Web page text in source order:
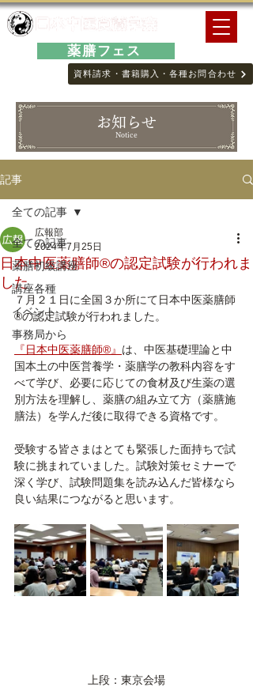
資料請求・書籍購入・各種お問合わせ
薬膳フェス
お知らせ
Notice
記事
全ての記事
薬膳初級講座
講座各種
イベント
事務局から
全ての記事
日本中医薬膳師®の認定試験が行われま
した
広報部
2024年7月25日
７月２１日に全国３か所にて日本中医薬膳師
®の認定試験が行われました。
『日本中医薬膳師®』 は、中医基礎理論と中
国本土の中医営養学・薬膳学の教科内容をす
べて学び、必要に応じての食材及び生薬の選
別方法を理解し、薬膳の組み立て方（薬膳施
膳法）を学んだ後に取得できる資格です。
受験する皆さまはとても緊張した面持ちで試
験に挑まれていました。試験対策セミナーで
深く学び、試験問題集を読み込んだ皆様なら
良い結果につながると思います。
上段：東京会場